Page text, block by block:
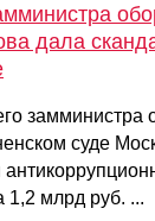
дала
замминистра
суде
1,2 млрд руб. ...